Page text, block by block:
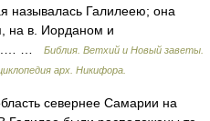
называлась Галилеею; она
на в. Иорданом и
ю.… …
Библия. Ветхий и Новый заветы.
арх. Никифора.
севернее Самарии на